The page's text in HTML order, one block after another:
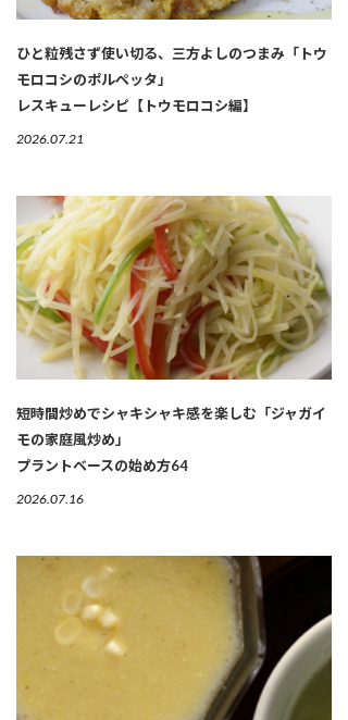
ひと粒残さず使い切る、三方よしのつまみ「トウ
モロコシのポルペッタ」
レスキューレシピ【トウモロコシ編】
2026.07.21
短時間炒めでシャキシャキ感を楽しむ「ジャガイ
モの家庭風炒め」
プラントベースの始め方64
2026.07.16